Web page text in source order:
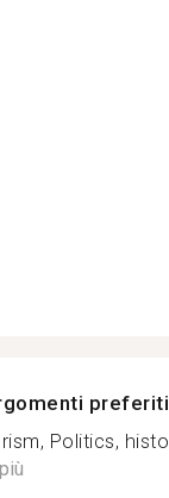
preferiti
Politics,